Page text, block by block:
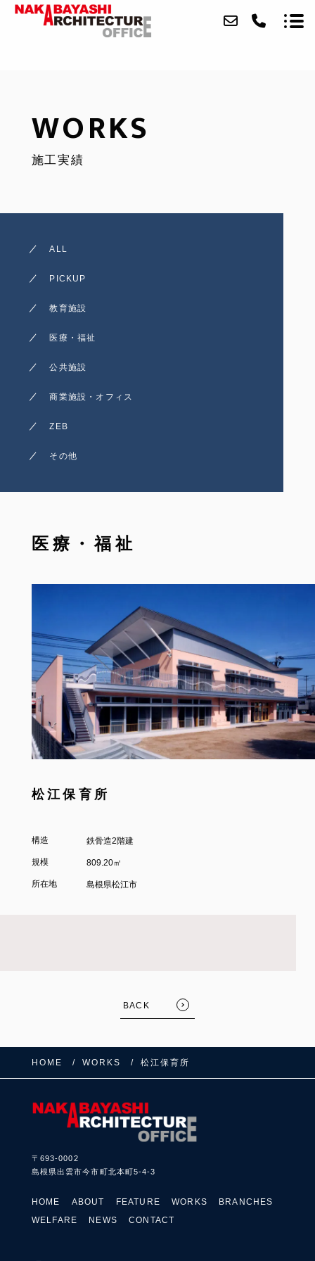
WORKS
施工実績
ALL
PICKUP
教育施設
医療・福祉
公共施設
商業施設・オフィス
ZEB
その他
医療・福祉
松江保育所
構造 鉄骨造2階建
規模 809.20㎡
所在地 島根県松江市
BACK
HOME WORKS 松江保育所
〒693-0002
島根県出雲市今市町北本町5-4-3
HOME ABOUT FEATURE WORKS
BRANCHES
WELFARE
NEWS CONTACT